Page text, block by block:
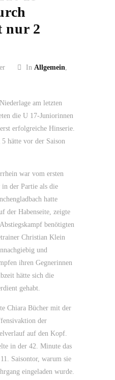
nur 2
In Allgemein,
am letzten
die U 17-Juniorinnen
erfolgreiche Hinserie.
hätte vor der Saison
war vom ersten
der Partie als die
hatte
der Habenseite, zeigte
benötigten
Christian Klein
und
ihren Gegnerinnen
hätte sich die
gehabt.
Chiara Bücher mit der
der
auf den Kopf.
in der 42. Minute das
Saisontor, warum sie
eingeladen wurde.